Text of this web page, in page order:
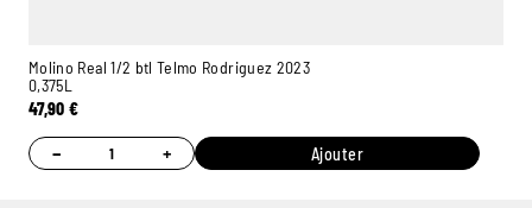
Molino Real 1/2 btl Telmo Rodriguez 2023
0,375L
47,90€
− + Ajouter